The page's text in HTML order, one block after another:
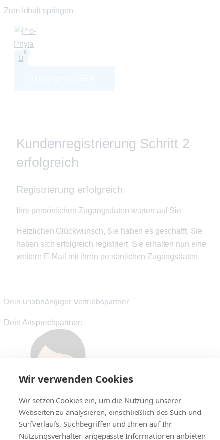
Wir verwenden Cookies
Wir setzen Cookies ein, um die Nutzung unserer
Webseiten zu analysieren, einschließlich des Such und
Surfverlaufs, Suchbegriffen und Ihnen auf Ihr
Nutzungsverhalten angepasste Informationen anbieten
Zum Inhalt springen
Kundenregistrierung Schritt 2
erfolgreich
Registrierung erfolgreich
Ihre persönlichen Zugangsdaten warten auf Sie
Herzlichen Glückwunsch, Sie haben es geschafft. Sie
haben sich erfolgreich registriert. Sie erhalten nun eine
weitere E-Mail mit Ihren persönlichen Zugangsdaten.
Dein unabhängiger Vertriebspartner
Dein Ansprechpartner: